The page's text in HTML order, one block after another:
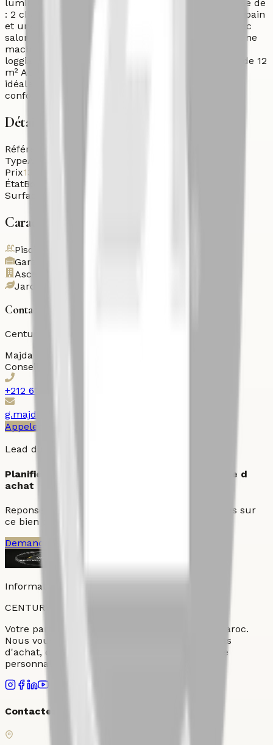
luminosité tout au long de la journée. Il se compose de
: 2 chambres, dont une suite parentale 2 salles de bain
et une salle d’eau invités Une grande réception avec
salon spacieux Une cuisine entièrement équipée Une
machine lavante séchante Un balcon de 2 m² Une
loggia de 1,5 m² Une place de parking au sous-sol de 12
m² Appartement moderne, rénové avec goût,
idéalement adapté pour une résidence principale
confortable à Casablanca.
Détails
Référence
TypeAutre
Prix13 000
ÉtatBon état
Surface habitable
Caractéristiques
Piscine
Garage
Ascenseur
Jardin
Contactez l'agent
Century 21 Ollier
Majda
Conseiller immobilier
+212 614309309
g.majda@century21ollier.com
Appeler
Lead direct
Planifier une visite ou demander une strategie d
achat
Reponse prioritaire pour les demandes qualifiees sur
ce bien et les actifs comparables du quartier.
Demander une visite
Informations fournies par Century 21 Ollier
CENTURY
Votre partenaire immobilier de confiance au Maroc.
Nous vous accompagnons dans tous vos projets
d'achat, de vente et de location avec un service
personnalisé et professionnel.
Contactez-nous